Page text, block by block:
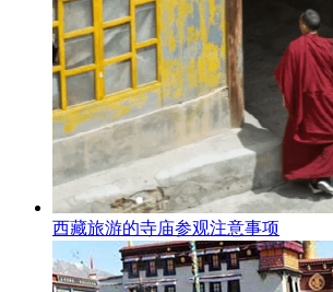
西藏旅游的寺庙参观注意事项